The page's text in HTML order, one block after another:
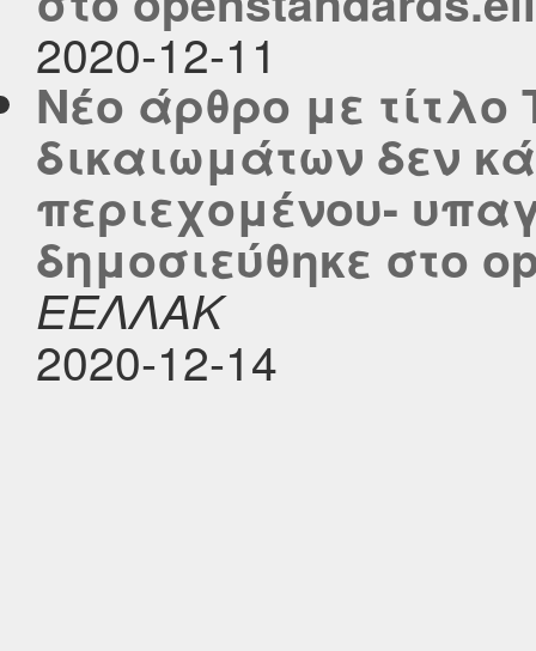
2020-12-11
Νέο άρθρο με
δικαιωμάτων δεν
περιεχομένου-
δημοσιεύθηκε στο
ΕΕΛΛΑΚ
2020-12-14